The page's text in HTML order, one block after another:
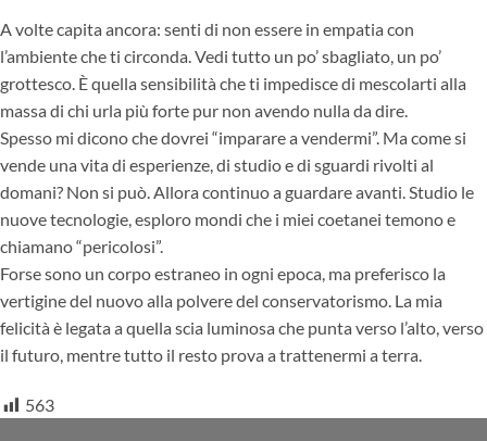
A volte capita ancora: senti di non essere in empatia con
l’ambiente che ti circonda. Vedi tutto un po’ sbagliato, un po’
grottesco. È quella sensibilità che ti impedisce di mescolarti alla
massa di chi urla più forte pur non avendo nulla da dire.
Spesso mi dicono che dovrei “imparare a vendermi”. Ma come si
vende una vita di esperienze, di studio e di sguardi rivolti al
domani? Non si può. Allora continuo a guardare avanti. Studio le
nuove tecnologie, esploro mondi che i miei coetanei temono e
chiamano “pericolosi”.
Forse sono un corpo estraneo in ogni epoca, ma preferisco la
vertigine del nuovo alla polvere del conservatorismo. La mia
felicità è legata a quella scia luminosa che punta verso l’alto, verso
il futuro, mentre tutto il resto prova a trattenermi a terra.
563